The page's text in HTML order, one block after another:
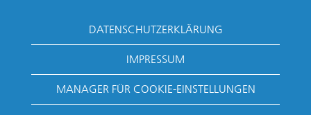
DATENSCHUTZERKLÄRUNG
IMPRESSUM
MANAGER FÜR COOKIE-EINSTELLUNGEN